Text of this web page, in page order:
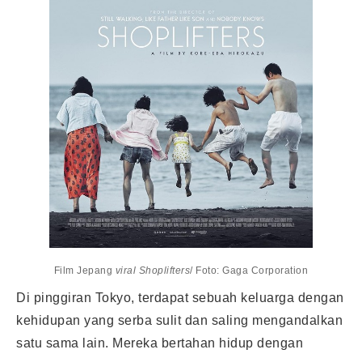
Film Jepang viral Shoplifters/ Foto: Gaga Corporation
Di pinggiran Tokyo, terdapat sebuah keluarga dengan
kehidupan yang serba sulit dan saling mengandalkan
satu sama lain. Mereka bertahan hidup dengan